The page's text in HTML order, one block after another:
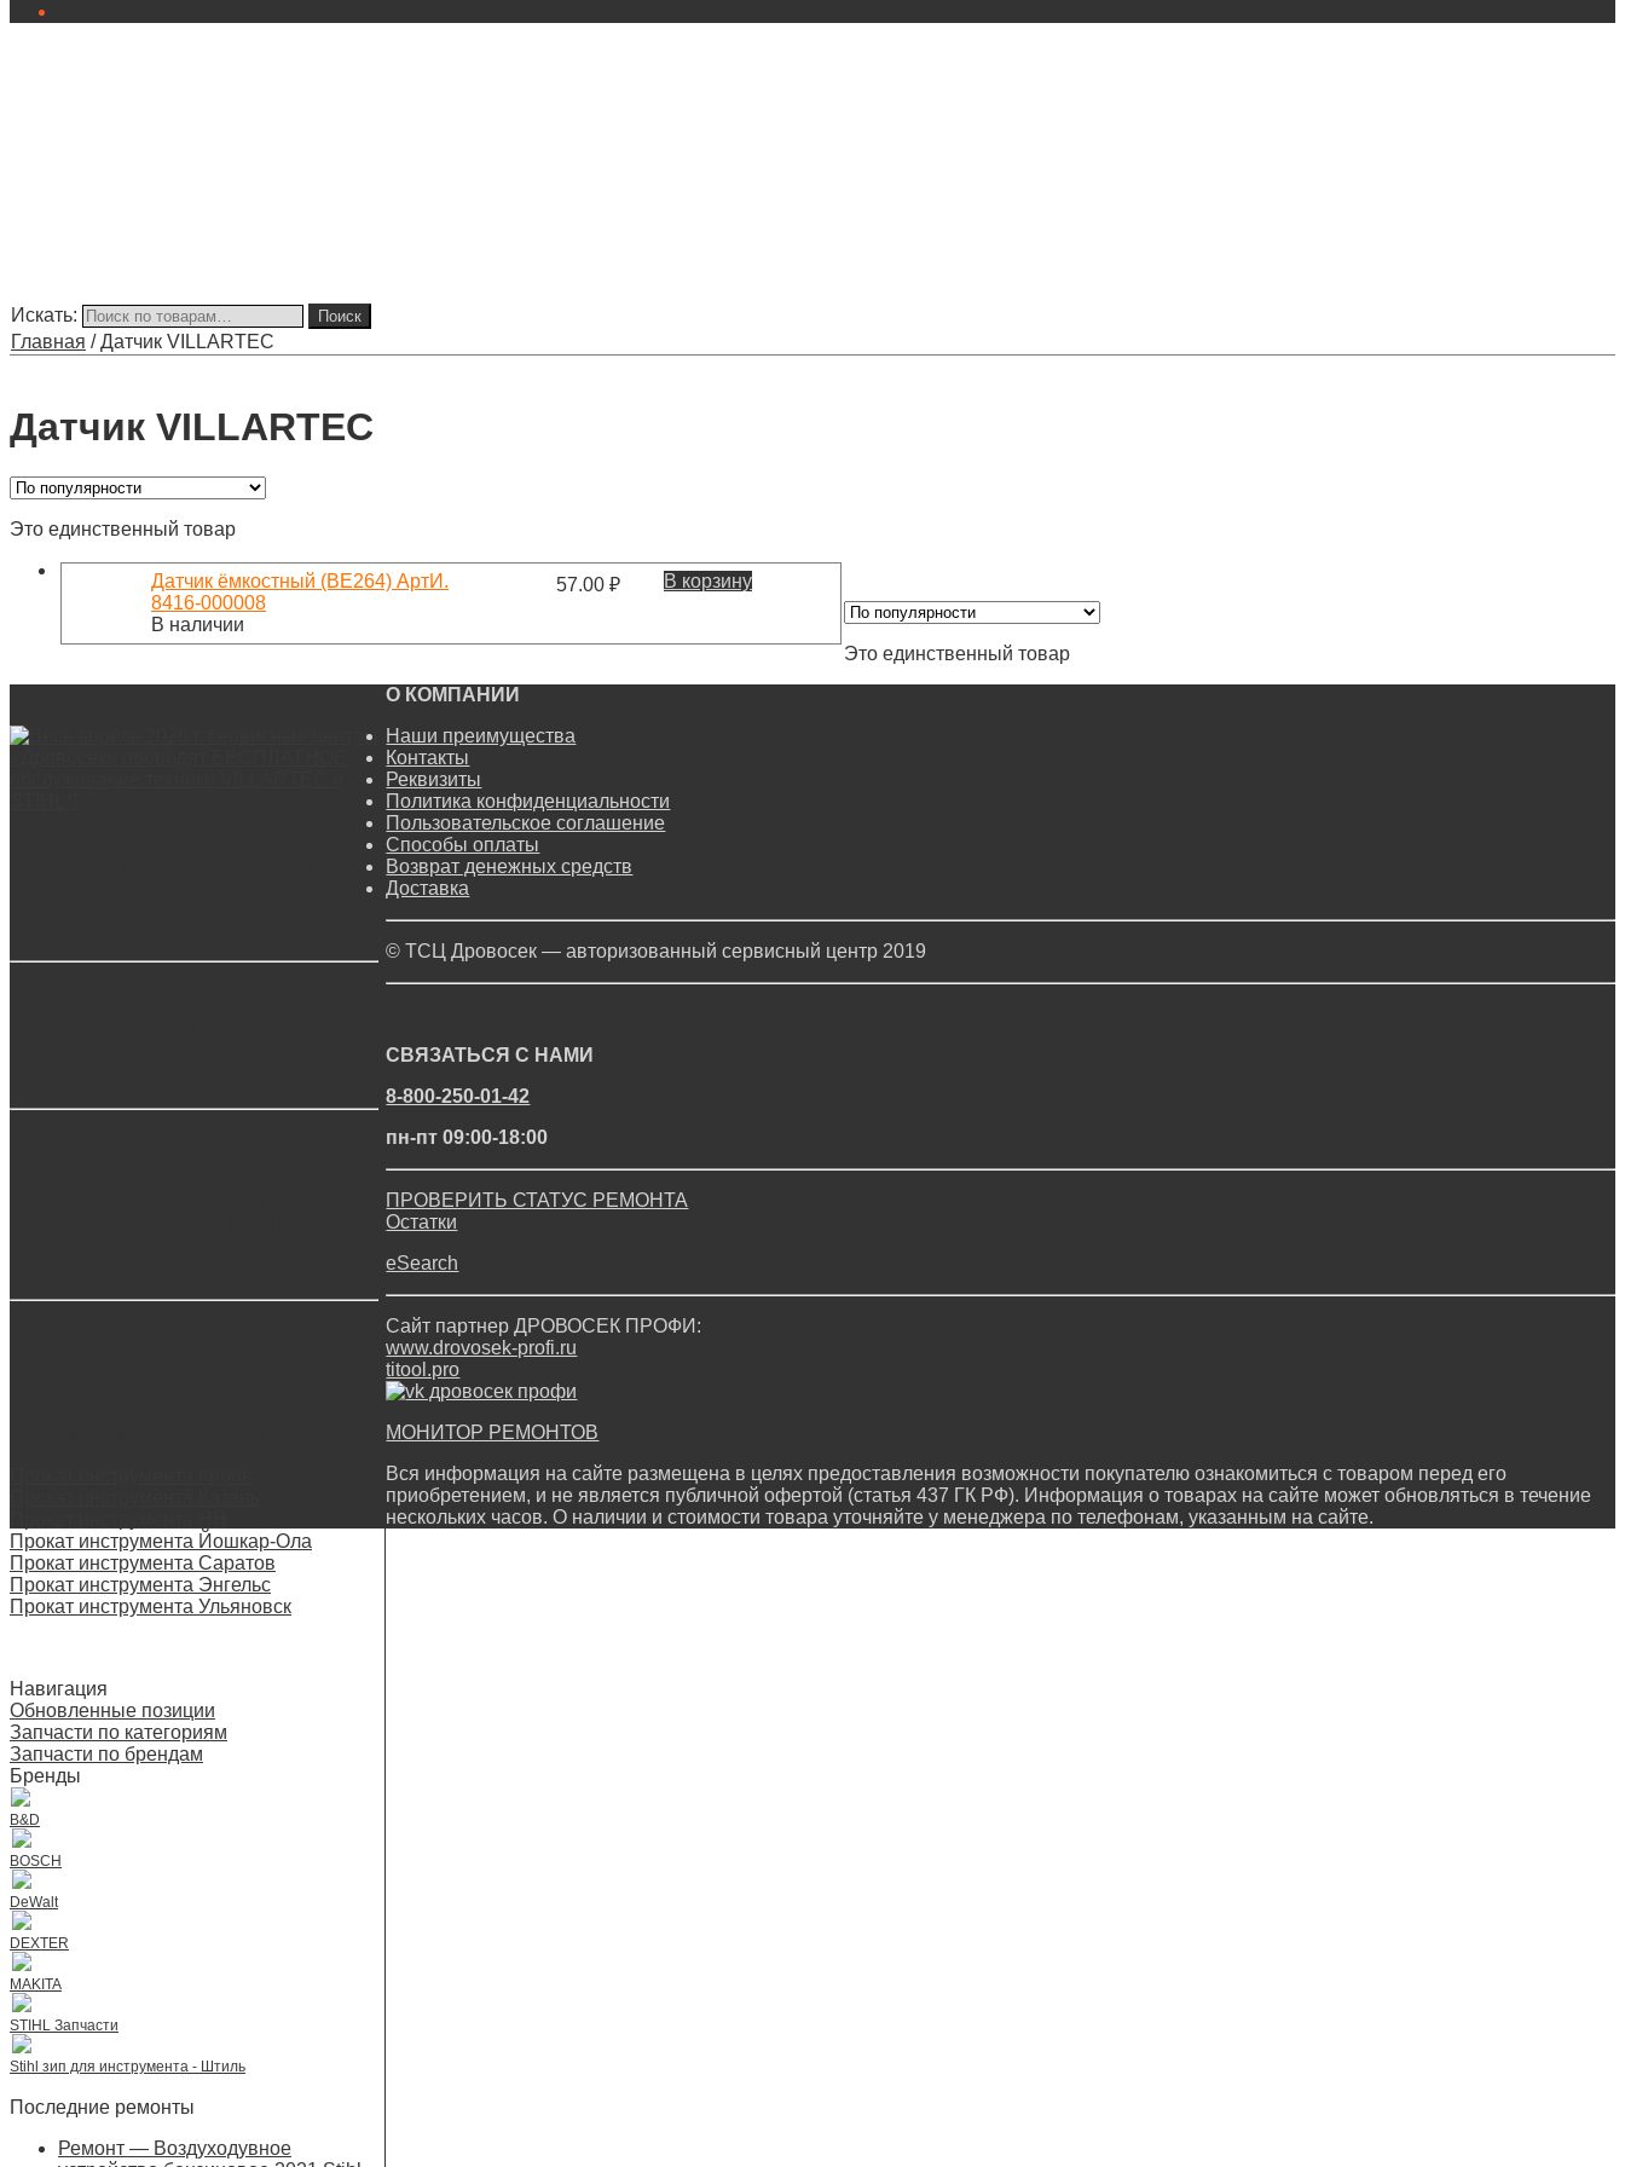
Искать: Поиск
Главная /Датчик VILLARTEC
Датчик VILLARTEC
Это единственный товар
Датчик ёмкостный (BE264) АртИ.
8416-000008
В наличии
57.00 ₽ В корзину
Это единственный товар
Прокат инструмента Йошкар-Ола
Прокат инструмента Саратов
Прокат инструмента Энгельс
Прокат инструмента Ульяновск
Навигация
Обновленные позиции
Запчасти по категориям
Запчасти по брендам
Бренды
B&D
BOSCH
DeWalt
DEXTER
MAKITA
STIHL Запчасти
Stihl зип для инструмента - Штиль
Последние ремонты
Ремонт — Воздуходувное
О КОМПАНИИ
Наши преимущества
Контакты
Реквизиты
Политика конфиденциальности
Пользовательское соглашение
Способы оплаты
Возврат денежных средств
Доставка
© ТСЦ Дровосек — авторизованный сервисный центр 2019
СВЯЗАТЬСЯ С НАМИ
8-800-250-01-42
пн-пт 09:00-18:00
ПРОВЕРИТЬ СТАТУС РЕМОНТА
Остатки
eSearch
Сайт партнер ДРОВОСЕК ПРОФИ:
www.drovosek-profi.ru
titool.pro
МОНИТОР РЕМОНТОВ
Вся информация на сайте размещена в целях предоставления возможности покупателю ознакомиться с товаром перед его
приобретением, и не является публичной офертой (статья 437 ГК РФ). Информация о товарах на сайте может обновляться в течение
нескольких часов. О наличии и стоимости товара уточняйте у менеджера по телефонам, указанным на сайте.